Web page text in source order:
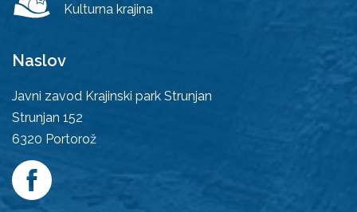
Kulturna krajina
Naslov
Javni zavod Krajinski park Strunjan
Strunjan 152
6320 Portorož